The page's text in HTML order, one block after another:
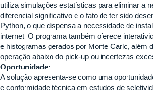
utiliza simulações estatísticas para eliminar a
diferencial significativo é o fato de ter sido
Python, o que dispensa a necessidade de
internet. O programa também oferece
e histogramas gerados por Monte Carlo, além
operação abaixo do pick-up ou incertezas
Oportunidade:
A solução apresenta-se como uma
e conformidade técnica em estudos de